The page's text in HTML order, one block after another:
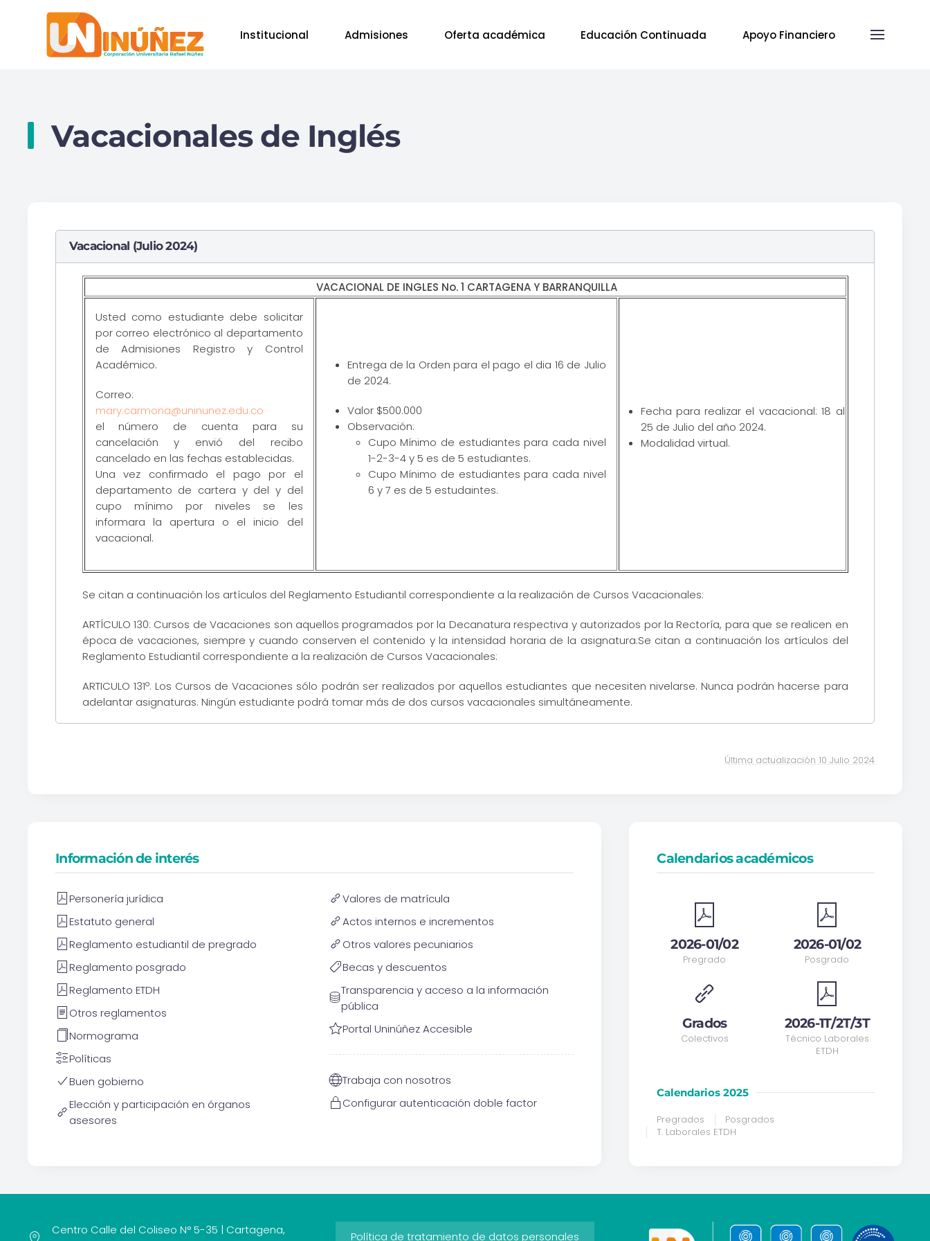
Skip to main content Institucional Admisiones Oferta académica Educación Continuada Apoyo Financiero
Vacacionales de Inglés
Vacacional (Julio 2024)
VACACIONAL DE INGLES No. 1 CARTAGENA Y BARRANQUILLA
Usted como estudiante debe solicitar
por correo electrónico al departamento
de Admisiones Registro y Control
Académico.
Correo:
mary.carmona@uninunez.edu.co
el número de cuenta para su
cancelación y envió del recibo
cancelado en las fechas establecidas.
Una vez confirmado el pago por el
departamento de cartera y del y del
cupo mínimo por niveles se les
informara la apertura o el inicio del
vacacional.
Entrega de la Orden para el pago el dia 16 de Julio
de 2024.
Valor $500.000
Observación:
Cupo Mínimo de estudiantes para cada nivel
1-2-3-4 y 5 es de 5 estudiantes.
Cupo Mínimo de estudiantes para cada nivel
6 y 7 es de 5 estudaintes.
Fecha para realizar el vacacional: 18 al
25 de Julio del año 2024.
Modalidad virtual.
Se citan a continuación los artículos del Reglamento Estudiantil correspondiente a la realización de Cursos Vacacionales:
ARTÍCULO 130: Cursos de Vacaciones son aquellos programados por la Decanatura respectiva y autorizados por la Rectoría, para que se realicen en
época de vacaciones, siempre y cuando conserven el contenido y la intensidad horaria de la asignatura.Se citan a continuación los artículos del
Reglamento Estudiantil correspondiente a la realización de Cursos Vacacionales:
ARTICULO 131º. Los Cursos de Vacaciones sólo podrán ser realizados por aquellos estudiantes que necesiten nivelarse. Nunca podrán hacerse para
adelantar asignaturas. Ningún estudiante podrá tomar más de dos cursos vacacionales simultáneamente.
Última actualización 10 Julio 2024
Información de interés
Personería jurídica
Estatuto general
Reglamento estudiantil de pregrado
Reglamento posgrado
Reglamento ETDH
Otros reglamentos
Normograma
Políticas
Buen gobierno
Elección y participación en órganos
asesores
Valores de matrícula
Actos internos e incrementos
Otros valores pecuniarios
Becas y descuentos
Transparencia y acceso a la información
pública
Portal Uninúñez Accesible
Trabaja con nosotros
Configurar autenticación doble factor
Calendarios académicos
2026-01/02
Pregrado
Grados
Colectivos
2026-01/02
Posgrado
2026-1T/2T/3T
Técnico Laborales
ETDH
Calendarios 2025
Pregrados
Posgrados
T. Laborales ETDH
Centro Calle del Coliseo N° 5-35 | Cartagena,
Política de tratamiento de datos personales